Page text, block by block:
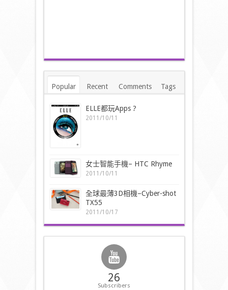
Popular Recent Comments Tags
ELLE都玩Apps ?
2011/10/11
女士智能手機– HTC Rhyme
2011/10/11
全球最薄3D相機–Cyber-shot
TX55
2011/10/17
26
Subscribers